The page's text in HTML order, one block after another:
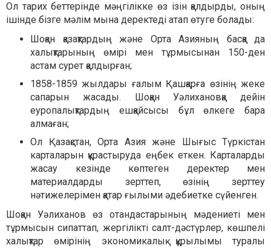
Ол тарих беттерінде мәңгілікке өз ізін қалдырды, оның
ішінде бізге мәлім мына деректеді атап өтуге болады:
Шоқан қазақтардың және Орта Азияның басқа да
халықтарының өмірі мен тұрмысынан 150-ден
астам сурет қалдырған;
1858-1859 жылдары ғалым Қашқарға өзінің жеке
сапарын жасады. Шоқан Уәлихановқа дейін
еуропалықтардың ешқайсысы бұл өлкеге бара
алмаған;
Ол Қазақстан, Орта Азия және Шығыс Түркістан
карталарын құрастыруда еңбек еткен. Карталарды
жасау кезінде көптеген деректер мен
материалдарды зерттеп, өзінің зерттеу
нәтижелерімен қатар ғылыми әдебиетке сүйенген.
Шоқан Уәлиханов өз отандастарының мәдениеті мен
тұрмысын сипаттап, жергілікті салт-дәстүрлер, көшпелі
халықтар өмірінің экономикалық құрылымы туралы